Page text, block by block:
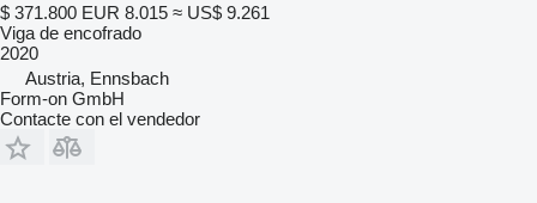
$ 371.800 EUR 8.015 ≈ US$ 9.261
Viga de encofrado
2020
Austria, Ennsbach
Form-on GmbH
Contacte con el vendedor